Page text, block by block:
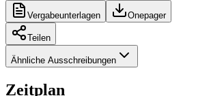
Vergabeunterlagen Onepager
Teilen
Ähnliche Ausschreibungen
Zeitplan